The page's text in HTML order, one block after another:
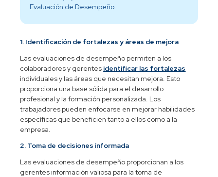
Evaluación de Desempeño.
1. Identificación de fortalezas y áreas de mejora
Las evaluaciones de desempeño permiten a los
colaboradores y gerentes identificar las fortalezas
individuales y las áreas que necesitan mejora. Esto
proporciona una base sólida para el desarrollo
profesional y la formación personalizada. Los
trabajadores pueden enfocarse en mejorar habilidades
específicas que beneficien tanto a ellos como a la
empresa.
2. Toma de decisiones informada
Las evaluaciones de desempeño proporcionan a los
gerentes información valiosa para la toma de